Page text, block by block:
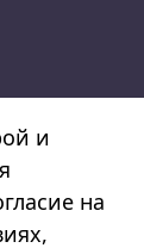
ОКПО
и
на